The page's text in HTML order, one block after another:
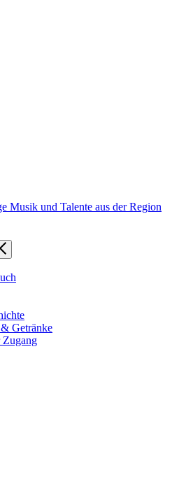
Musik und Talente aus der Region
Getränke
Zugang